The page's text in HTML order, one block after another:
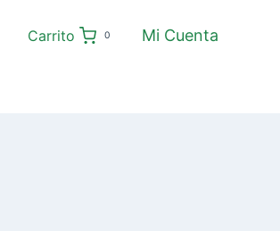
Carrito 0 Mi Cuenta